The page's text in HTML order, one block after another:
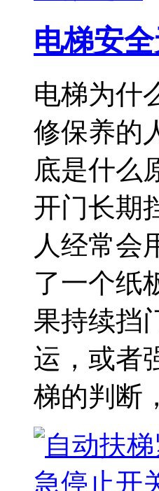
电梯安
电梯为什
修保养的
底是什么
开门长期
人经常会
了一个纸
果持续挡
运，或者
梯的判断